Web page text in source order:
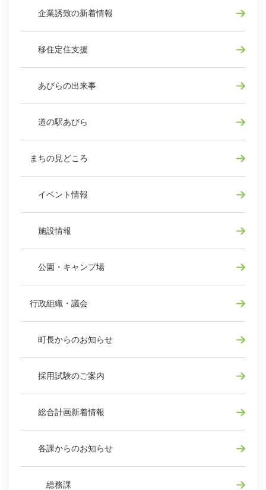
企業誘致の新着情報
移住定住支援
あびらの出来事
道の駅あびら
まちの見どころ
イベント情報
施設情報
公園・キャンプ場
行政組織・議会
町長からのお知らせ
採用試験のご案内
総合計画新着情報
各課からのお知らせ
総務課